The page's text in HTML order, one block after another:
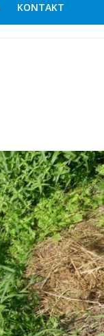
KONTAKT